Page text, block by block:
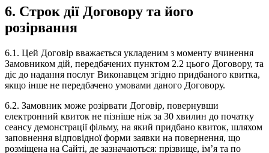
6. Строк дії Договору та його
розірвання
6.1. Цей Договір вважається укладеним з моменту вчинення
Замовником дій, передбачених пунктом 2.2 цього Договору, та
діє до надання послуг Виконавцем згідно придбаного квитка,
якщо інше не передбачено умовами даного Договору.
6.2. Замовник може розірвати Договір, повернувши
електронний квиток не пізніше ніж за 30 хвилин до початку
сеансу демонстрації фільму, на який придбано квиток, шляхом
заповнення відповідної форми заявки на повернення, що
розміщена на Сайті, де зазначаються: прізвище, ім’я та по